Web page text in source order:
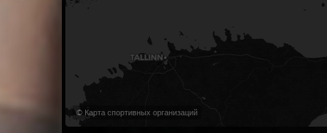
© Карта спортивных организаций